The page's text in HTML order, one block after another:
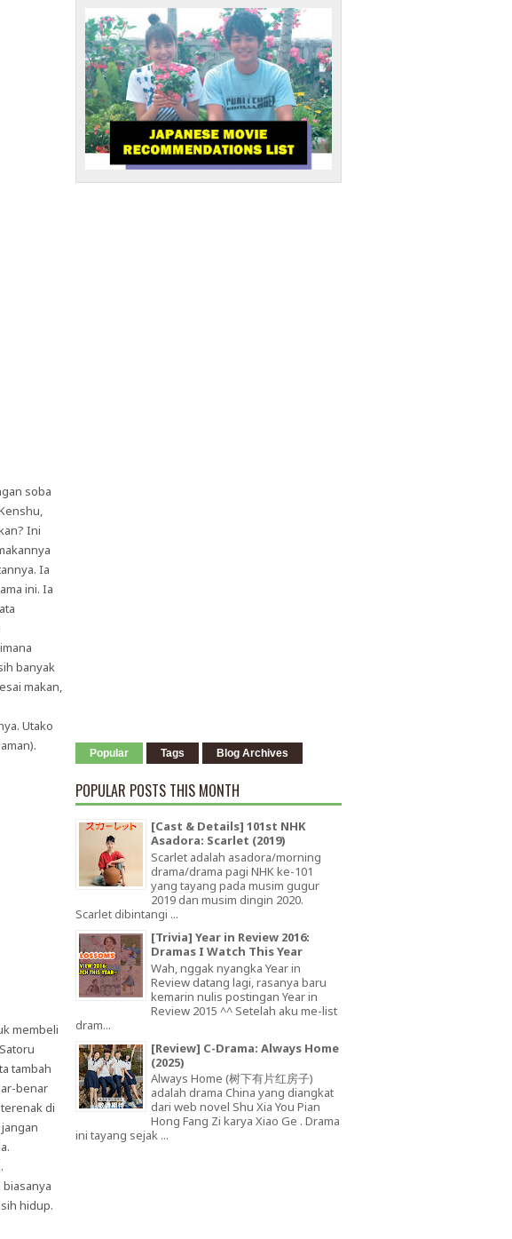
soba
Ini
Ia
ini. Ia
banyak
makan,
Utako
membeli
tambah
benar
di
hidup.
Popular Tags Blog Archives
POPULAR POSTS THIS MONTH
[Cast & Details] 101st NHK
Asadora: Scarlet (2019)
Scarlet adalah asadora/morning
drama/drama pagi NHK ke-101
yang tayang pada musim gugur
2019 dan musim dingin 2020.
Scarlet dibintangi ...
[Trivia] Year in Review 2016:
Dramas I Watch This Year
Wah, nggak nyangka Year in
Review datang lagi, rasanya baru
kemarin nulis postingan Year in
Review 2015 ^^ Setelah aku me-list
dram...
[Review] C-Drama: Always Home
(2025)
Always Home (树下有片红房子)
adalah drama China yang diangkat
dari web novel Shu Xia You Pian
Hong Fang Zi karya Xiao Ge . Drama
ini tayang sejak ...